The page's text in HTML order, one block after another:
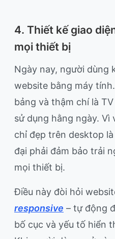
4. Thiết kế giao
mọi thiết bị
Ngày nay, người dùng
website bằng máy
bảng và thậm chí là
sử dụng hằng ngày. Vì
chỉ đẹp trên desktop
đại phải đảm bảo trải
mọi thiết bị.
Điều này đòi hỏi
responsive – tự động
bố cục và yếu tố hiển